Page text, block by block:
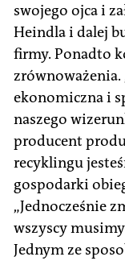
swojego ojca i
Heindla i dalej
firmy. Ponadto
ekonomiczna i
naszego
producent
recyklingu
gospodarki
„Jednocześnie
wszyscy
Jednym ze